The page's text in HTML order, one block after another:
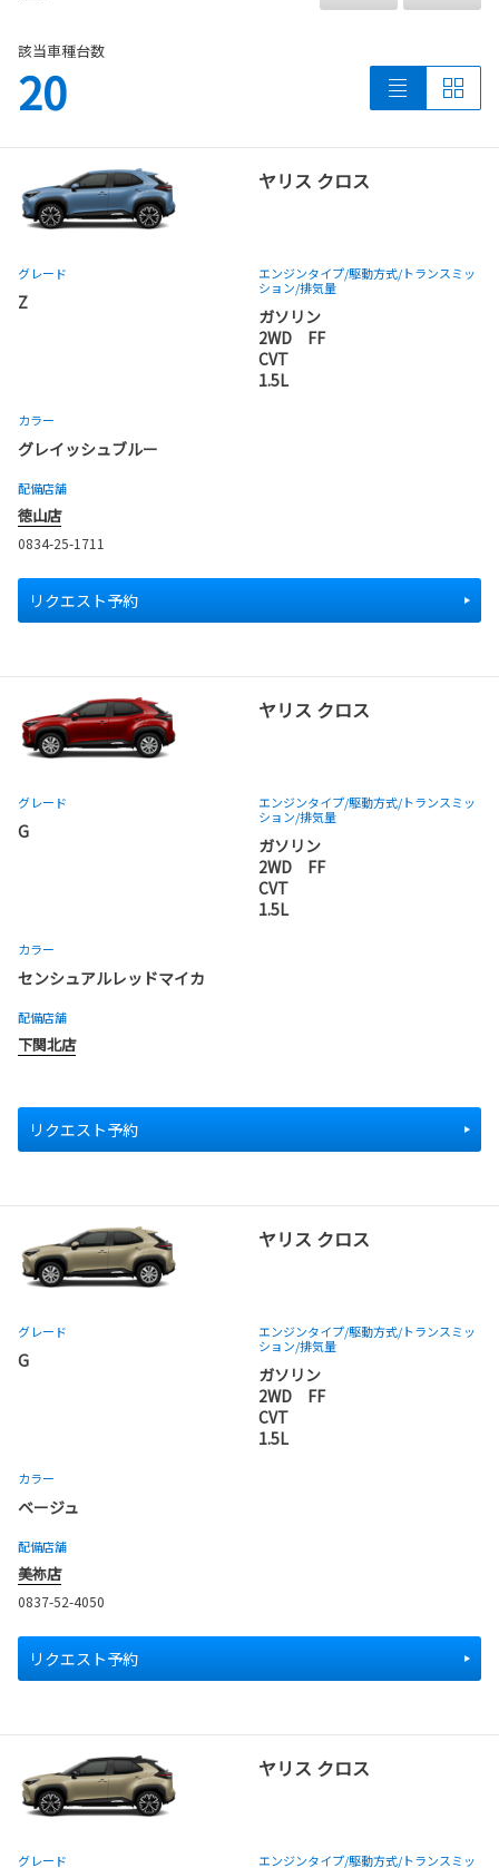
該当車種台数
20
ヤリス クロス
グレード
Z
エンジンタイプ/駆動方式/トランスミッ
ション/排気量
ガソリン
2WD FF
CVT
1.5L
カラー
グレイッシュブルー
配備店舗
徳山店
0834-25-1711
リクエスト予約
ヤリス クロス
グレード
G
エンジンタイプ/駆動方式/トランスミッ
ション/排気量
ガソリン
2WD FF
CVT
1.5L
カラー
センシュアルレッドマイカ
配備店舗
下関北店
リクエスト予約
ヤリス クロス
グレード
G
エンジンタイプ/駆動方式/トランスミッ
ション/排気量
ガソリン
2WD FF
CVT
1.5L
カラー
ベージュ
配備店舗
美祢店
0837-52-4050
リクエスト予約
ヤリス クロス
グレード エンジンタイプ/駆動方式/トランスミッ